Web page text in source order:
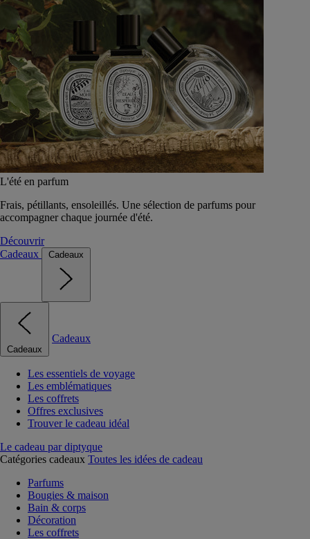
L'été en parfum
Frais, pétillants, ensoleillés. Une sélection de parfums pour
accompagner chaque journée d'été.
Découvrir
Cadeaux
Cadeaux
Cadeaux
Cadeaux
Les essentiels de voyage
Les emblématiques
Les coffrets
Offres exclusives
Trouver le cadeau idéal
Le cadeau par diptyque
Catégories cadeaux Toutes les idées de cadeau
Parfums
Bougies & maison
Bain & corps
Décoration
Les coffrets